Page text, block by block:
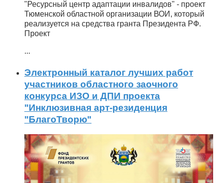
"Ресурсный центр адаптации инвалидов" - проект
Тюменской областной организации ВОИ, который
реализуется на средства гранта Президента РФ.
Проект
...
Электронный каталог лучших работ
участников областного заочного
конкурса ИЗО и ДПИ проекта
"Инклюзивная арт-резиденция
"БлагоТворю"